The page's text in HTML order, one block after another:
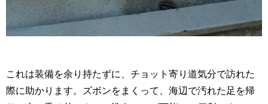
これは装備を余り持たずに、チョット寄り道気分で訪れた
際に助かります。ズボンをまくって、海辺で汚れた足を帰